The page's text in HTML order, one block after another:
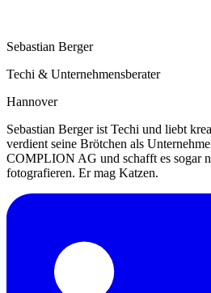
Sebastian Berger
Techi & Unternehmensberater
Hannover
Sebastian Berger ist Techi und liebt
verdient seine Brötchen als
COMPLION AG und schafft es sogar
fotografieren. Er mag Katzen.